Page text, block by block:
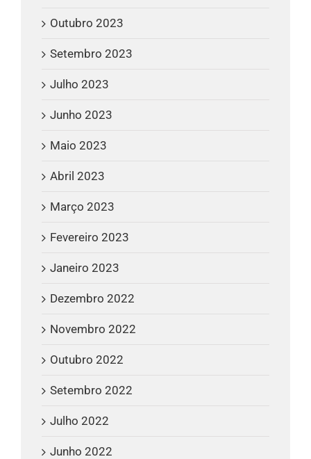
Outubro 2023
Setembro 2023
Julho 2023
Junho 2023
Maio 2023
Abril 2023
Março 2023
Fevereiro 2023
Janeiro 2023
Dezembro 2022
Novembro 2022
Outubro 2022
Setembro 2022
Julho 2022
Junho 2022